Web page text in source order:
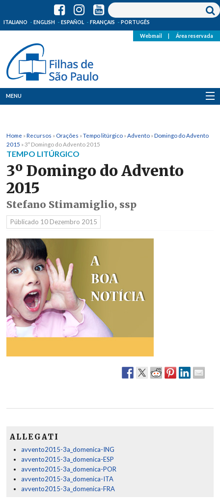
ITALIANO ENGLISH ESPAÑOL FRANÇAIS PORTUGÊS
Webmail Área reservada
MENU
Onde Estamos
Notícias
Recursos
Home »Recursos » Orações »Tempo litúrgico » Advento »Domingo do Advento
2015 »3º Domingo do Advento 2015
TEMPO LITÚRGICO
3º Domingo do Advento
2015
Stefano Stimamiglio, ssp
Públicado 10 Dezembro 2015
ALLEGATI
avvento2015-3a_domenica-ING
avvento2015-3a_domenica-ESP
avvento2015-3a_domenica-POR
avvento2015-3a_domenica-ITA
avvento2015-3a_domenica-FRA